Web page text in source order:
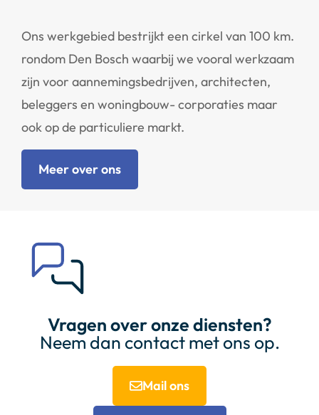
Ons werkgebied bestrijkt een cirkel van 100 km.
rondom Den Bosch waarbij we vooral werkzaam
zijn voor aannemingsbedrijven, architecten,
beleggers en woningbouw- corporaties maar
ook op de particuliere markt.
Meer over ons
Vragen over onze diensten?
Neem dan contact met ons op.
Mail ons